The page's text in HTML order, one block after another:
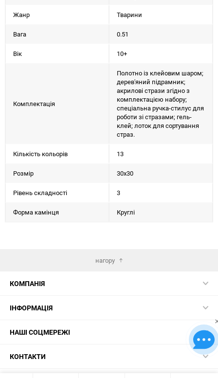
Жанр Тварини
Вага 0.51
Вік 10+
Комплектація
Полотно із клейовим шаром;
дерев'яний підрамник;
акрилові стрази згідно з
комплектацією набору;
спеціальна ручка-стилус для
роботи зі стразами; гель-
клей; лоток для сортування
страз.
Кількість кольорів 13
Розмір 30х30
Рівень складності 3
Форма камінця Круглі
нагору
КОМПАНІЯ
ІНФОРМАЦІЯ
НАШІ СОЦМЕРЕЖІ
КОНТАКТИ